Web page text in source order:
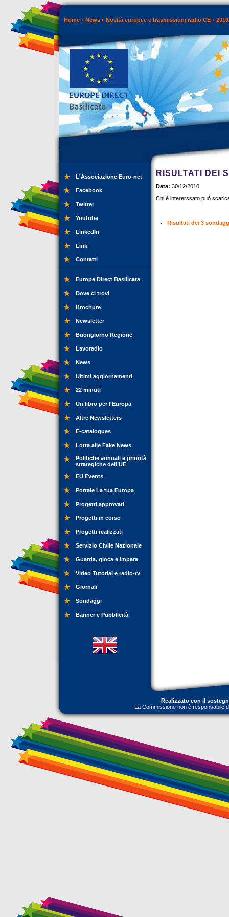
Home News Novità europee e trasmissioni radio CE 2010
L'Associazione Euro-net
Facebook
Twitter
Youtube
LinkedIn
Link
Contatti
Europe Direct Basilicata
Dove ci trovi
Brochure
Newsletter
Buongiorno Regione
Lavoradio
News
Ultimi aggiornamenti
22 minuti
Un libro per l'Europa
Altre Newsletters
E-catalogues
Lotta alle Fake News
Politiche annuali e priorità
strategiche dell’UE
EU Events
Portale La tua Europa
Progetti approvati
Progetti in corso
Progetti realizzati
Servizio Civile Nazionale
Guarda, gioca e impara
Video Tutorial e radio-tv
Giornali
Sondaggi
Banner e Pubblicità
RISULTATI DEI
Data: 30/12/2010
Chi è intererssato può
Risultati dei 3
Realizzato con il
La Commissione non è responsabile